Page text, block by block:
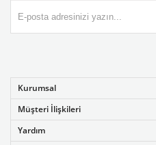
Kurumsal
Müşteri İlişkileri
Yardım